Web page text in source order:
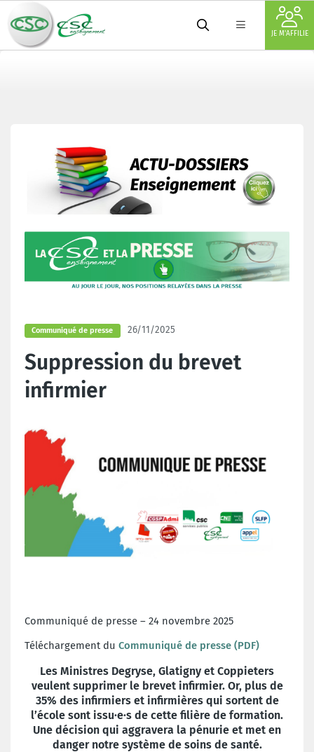
JE M'AFFILIE
Communiqué de presse 26/11/2025
Suppression du brevet
infirmier
Communiqué de presse – 24 novembre 2025
Téléchargement du Communiqué de presse (PDF)
Les Ministres Degryse, Glatigny et Coppieters
veulent supprimer le brevet infirmier. Or, plus de
35% des infirmiers et infirmières qui sortent de
l’école sont issu·e·s de cette filière de formation.
Une décision qui aggravera la pénurie et met en
danger notre système de soins de santé.